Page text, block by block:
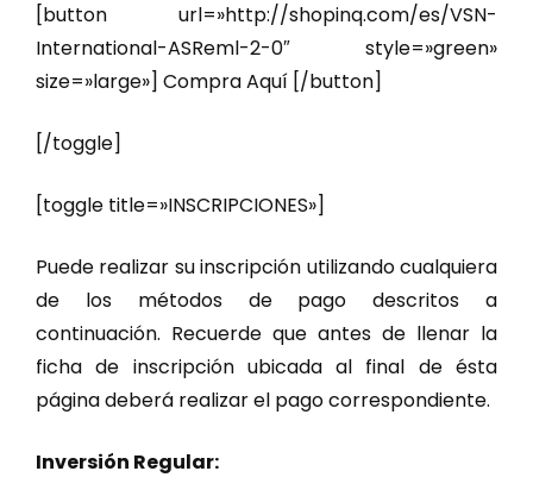
[button url=»http://shopinq.com/es/VSN-
International-ASReml-2-0″ style=»green»
size=»large»] Compra Aquí [/button]
[/toggle]
[toggle title=»INSCRIPCIONES»]
Puede realizar su inscripción utilizando cualquiera
de los métodos de pago descritos a
continuación. Recuerde que antes de llenar la
ficha de inscripción ubicada al final de ésta
página deberá realizar el pago correspondiente.
Inversión Regular: